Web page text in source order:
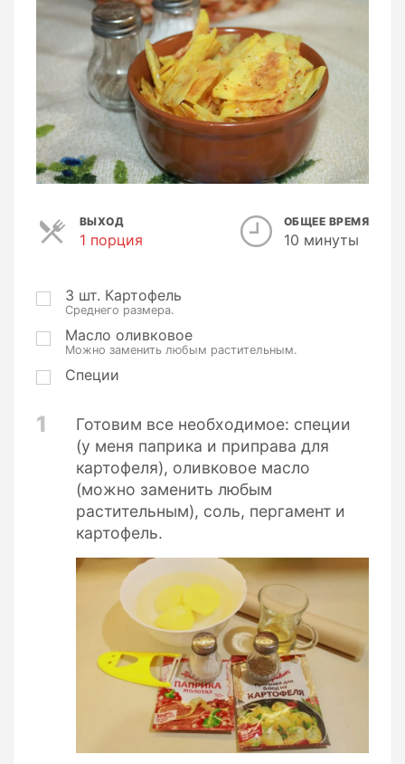
ВЫХОД
1 порция
ц
и
и
ОБЩЕЕ ВРЕМЯ
10 минуты
3 шт. Картофель
Среднего размера.
Масло оливковое
Можно заменить любым растительным.
Специи
1
Готовим все необходимое: специи
(у меня паприка и приправа для
картофеля), оливковое масло
(можно заменить любым
растительным), соль, пергамент и
картофель.